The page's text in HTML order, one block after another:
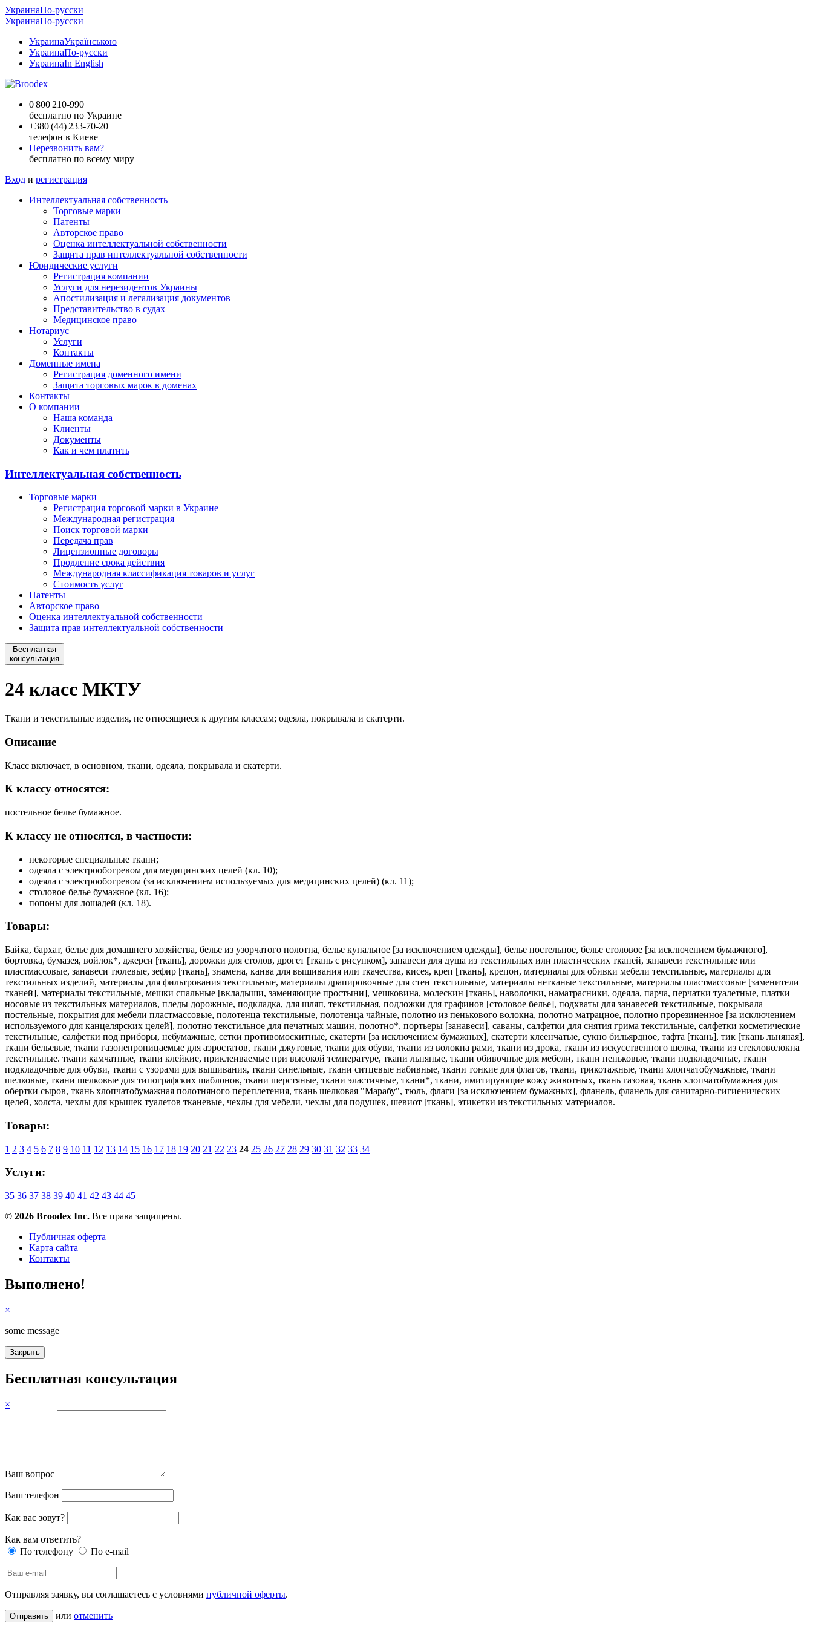
УкраинаПо-русски
УкраинаПо-русски
УкраинаУкраїнською
УкраинаПо-русски
УкраинаIn English
0 800 210-990
бесплатно по Украине
+380 (44) 233-70-20
телефон в Киеве
Перезвонить вам?
бесплатно по всему миру
Вход и регистрация
Интеллектуальная собственность
Торговые марки
Патенты
Авторское право
Оценка интеллектуальной собственности
Защита прав интеллектуальной собственности
Юридические услуги
Регистрация компании
Услуги для нерезидентов Украины
Апостилизация и легализация документов
Представительство в судах
Медицинское право
Нотариус
Услуги
Контакты
Доменные имена
Регистрация доменного имени
Защита торговых марок в доменах
Контакты
О компании
Наша команда
Клиенты
Документы
Как и чем платить
Интеллектуальная собственность
Торговые марки
Регистрация торговой марки в Украине
Международная регистрация
Поиск торговой марки
Передача прав
Лицензионные договоры
Продление срока действия
Международная классификация товаров и услуг
Стоимость услуг
Патенты
Авторское право
Оценка интеллектуальной собственности
Защита прав интеллектуальной собственности
Бесплатная
консультация
24 класс МКТУ
Ткани и текстильные изделия, не относящиеся к другим классам; одеяла, покрывала и скатерти.
Описание
Класс включает, в основном, ткани, одеяла, покрывала и скатерти.
К классу относятся:
постельное белье бумажное.
К классу не относятся, в частности:
некоторые специальные ткани;
одеяла с электрообогревом для медицинских целей (кл. 10);
одеяла с электрообогревом (за исключением используемых для медицинских целей) (кл. 11);
столовое белье бумажное (кл. 16);
попоны для лошадей (кл. 18).
Товары:
Байка, бархат, белье для домашнего хозяйства, белье из узорчатого полотна, белье купальное [за исключением одежды], белье постельное, белье столовое [за исключением бумажного],
бортовка, бумазея, войлок*, джерси [ткань], дорожки для столов, дрогет [ткань с рисунком], занавеси для душа из текстильных или пластических тканей, занавеси текстильные или
пластмассовые, занавеси тюлевые, зефир [ткань], знамена, канва для вышивания или ткачества, кисея, креп [ткань], крепон, материалы для обивки мебели текстильные, материалы для
текстильных изделий, материалы для фильтрования текстильные, материалы драпировочные для стен текстильные, материалы нетканые текстильные, материалы пластмассовые [заменители
тканей], материалы текстильные, мешки спальные [вкладыши, заменяющие простыни], мешковина, молескин [ткань], наволочки, наматрасники, одеяла, парча, перчатки туалетные, платки
носовые из текстильных материалов, пледы дорожные, подкладка, для шляп, текстильная, подложки для графинов [столовое белье], подхваты для занавесей текстильные, покрывала
постельные, покрытия для мебели пластмассовые, полотенца текстильные, полотенца чайные, полотно из пенькового волокна, полотно матрацное, полотно прорезиненное [за исключением
используемого для канцелярских целей], полотно текстильное для печатных машин, полотно*, портьеры [занавеси], саваны, салфетки для снятия грима текстильные, салфетки косметические
текстильные, салфетки под приборы, небумажные, сетки противомоскитные, скатерти [за исключением бумажных], скатерти клеенчатые, сукно бильярдное, тафта [ткань], тик [ткань льняная],
ткани бельевые, ткани газонепроницаемые для аэростатов, ткани джутовые, ткани для обуви, ткани из волокна рами, ткани из дрока, ткани из искусственного шелка, ткани из стекловолокна
текстильные. ткани камчатные, ткани клейкие, приклеиваемые при высокой температуре, ткани льняные, ткани обивочные для мебели, ткани пеньковые, ткани подкладочные, ткани
подкладочные для обуви, ткани с узорами для вышивания, ткани синельные, ткани ситцевые набивные, ткани тонкие для флагов, ткани, трикотажные, ткани хлопчатобумажные, ткани
шелковые, ткани шелковые для типографских шаблонов, ткани шерстяные, ткани эластичные, ткани*, ткани, имитирующие кожу животных, ткань газовая, ткань хлопчатобумажная для
обертки сыров, ткань хлопчатобумажная полотняного переплетения, ткань шелковая "Марабу", тюль, флаги [за исключением бумажных], фланель, фланель для санитарно-гигиенических
целей, холста, чехлы для крышек туалетов тканевые, чехлы для мебели, чехлы для подушек, шевиот [ткань], этикетки из текстильных материалов.
Товары:
1 2 3 4 5 6 7 8 9 10 11 12 13 14 15 16 17 18 19 20 21 22 23 24 25 26 27 28 29 30 31 32 33 34
Услуги:
35 36 37 38 39 40 41 42 43 44 45
© 2026 Broodex Inc. Все права защищены.
Публичная оферта
Карта сайта
Контакты
Выполнено!
×
some message
Бесплатная консультация
×
Ваш вопрос
Ваш телефон
Как вас зовут?
Как вам ответить?
По телефону
По e-mail
Отправляя заявку, вы соглашаетесь с условиями публичной оферты.
или отменить